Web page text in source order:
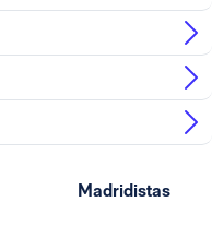
Madridistas